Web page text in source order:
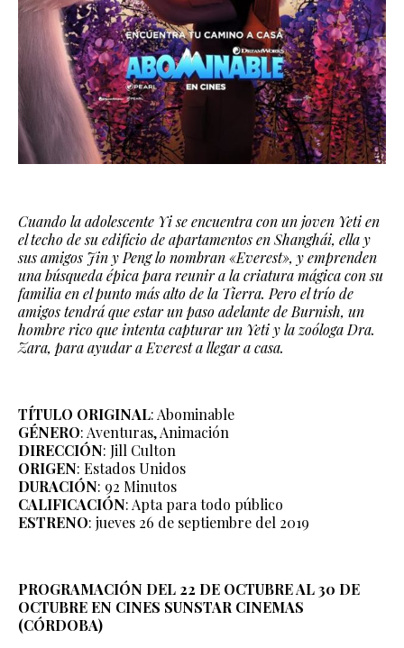
Cuando la adolescente Yi se encuentra con un joven Yeti en
el techo de su edificio de apartamentos en Shanghái, ella y
sus amigos Jin y Peng lo nombran «Everest», y emprenden
una búsqueda épica para reunir a la criatura mágica con su
familia en el punto más alto de la Tierra. Pero el trío de
amigos tendrá que estar un paso adelante de Burnish, un
hombre rico que intenta capturar un Yeti y la zoóloga Dra.
Zara, para ayudar a Everest a llegar a casa.
TÍTULO ORIGINAL: Abominable
GÉNERO: Aventuras, Animación
DIRECCIÓN: Jill Culton
ORIGEN: Estados Unidos
DURACIÓN: 92 Minutos
CALIFICACIÓN: Apta para todo público
ESTRENO: jueves 26 de septiembre del 2019
PROGRAMACIÓN DEL 22 DE OCTUBRE AL 30 DE
OCTUBRE EN CINES SUNSTAR CINEMAS
(CÓRDOBA)